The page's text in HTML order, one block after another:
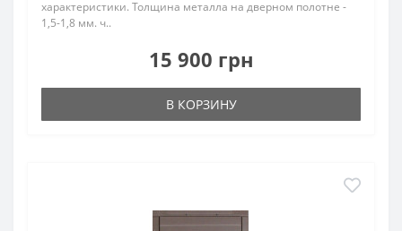
характеристики. Толщина металла на дверном полотне -
1,5-1,8 мм. ч..
15 900 грн
В КОРЗИНУ